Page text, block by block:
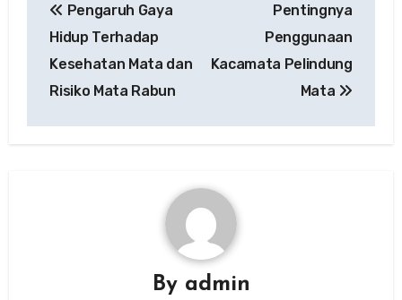
navigation
Pengaruh Gaya
Hidup Terhadap
Kesehatan Mata dan
Risiko Mata Rabun
Pentingnya
Penggunaan
Kacamata Pelindung
Mata
By admin